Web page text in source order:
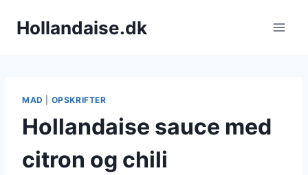
Hollandaise.dk
MAD OPSKRIFTER
Hollandaise sauce med
citron og chili